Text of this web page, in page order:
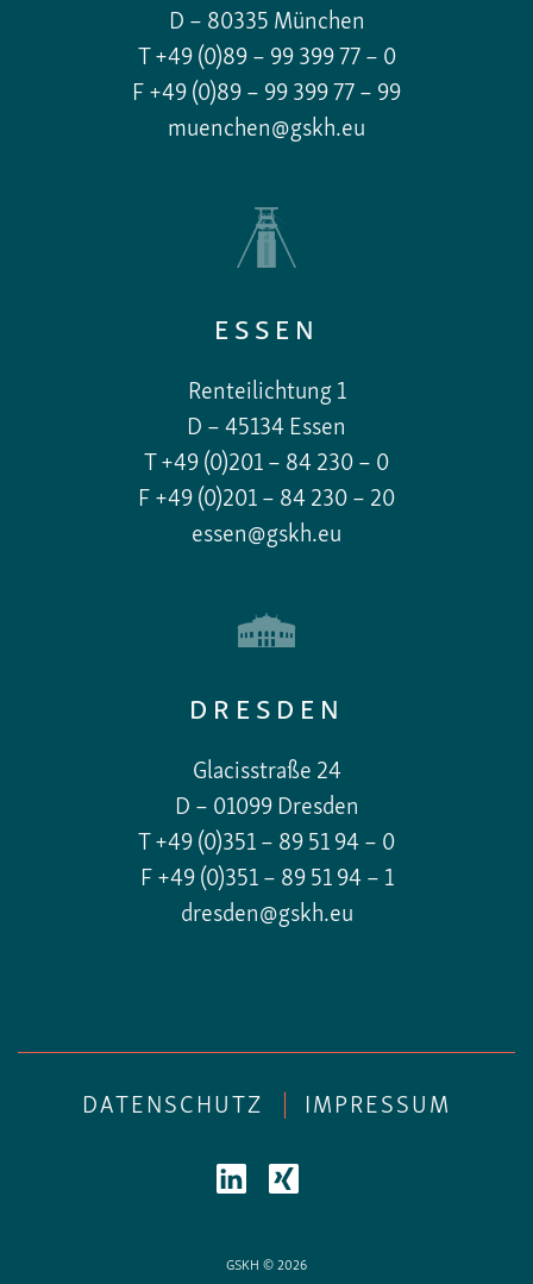
D – 80335 München
T +49 (0)89 – 99 399 77 – 0
F +49 (0)89 – 99 399 77 – 99
muenchen@gskh.eu
ESSEN
Renteilichtung 1
D – 45134 Essen
T +49 (0)201 – 84 230 – 0
F +49 (0)201 – 84 230 – 20
essen@gskh.eu
DRESDEN
Glacisstraße 24
D – 01099 Dresden
T +49 (0)351 – 89 51 94 – 0
F +49 (0)351 – 89 51 94 – 1
dresden@gskh.eu
DATENSCHUTZ IMPRESSUM
GSKH © 2026